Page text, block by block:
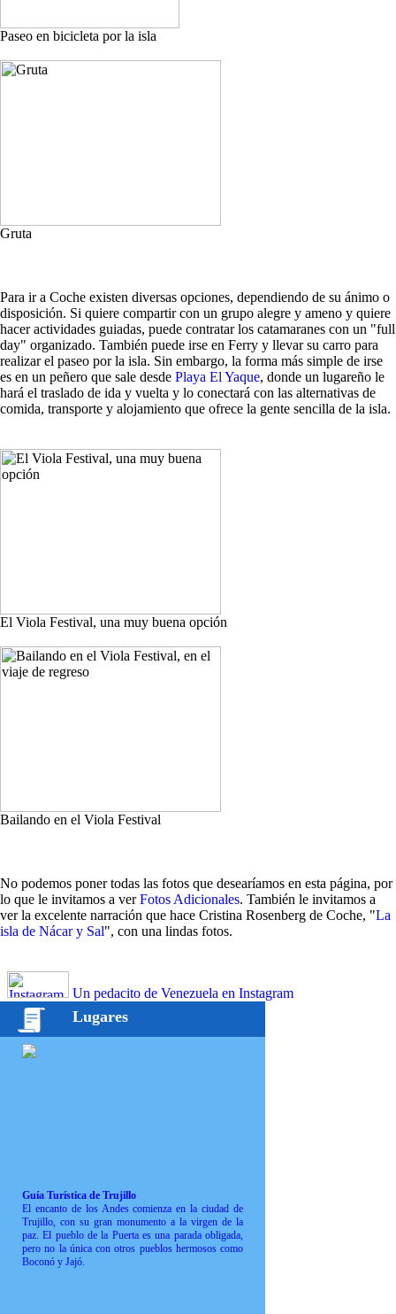
Paseo en bicicleta por la isla
Gruta
Para ir a Coche existen diversas opciones, dependiendo de su ánimo o
disposición. Si quiere compartir con un grupo alegre y ameno y quiere
hacer actividades guiadas, puede contratar los catamaranes con un "full
day" organizado. También puede irse en Ferry y llevar su carro para
realizar el paseo por la isla. Sin embargo, la forma más simple de irse
es en un peñero que sale desde Playa El Yaque, donde un lugareño le
hará el traslado de ida y vuelta y lo conectará con las alternativas de
comida, transporte y alojamiento que ofrece la gente sencilla de la isla.
El Viola Festival, una muy buena opción
Bailando en el Viola Festival
No podemos poner todas las fotos que desearíamos en esta página, por
lo que le invitamos a verFotos Adicionales. También le invitamos a
ver la excelente narración que hace Cristina Rosenberg de Coche, "La
isla de Nácar y Sal", con una lindas fotos.
Un pedacito de Venezuela en Instagram
Lugares
Guía Turística de Trujillo
El encanto de los Andes comienza en la ciudad de
Trujillo, con su gran monumento a la virgen de la
paz. El pueblo de la Puerta es una parada obligada,
pero no la única con otros pueblos hermosos como
Boconó y Jajó.